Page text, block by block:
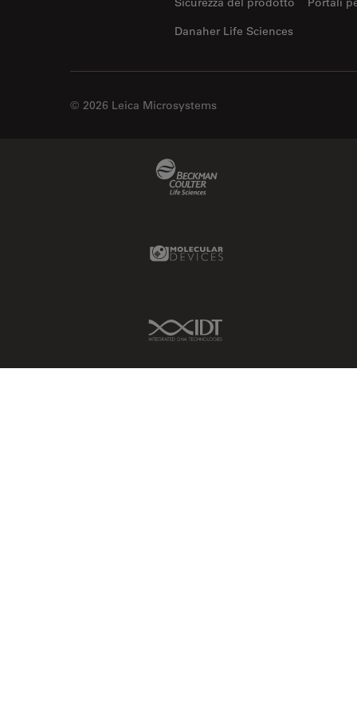
Imaging e analisi tissutale
Imaging in vivo dell'intero
Imaging Quantitativo
Immunofluorescenza
Industria dell'elettronica e dei
Intelligenza Artificiale
Danaher Life Sciences
© 2026 Leica Microsystems
Molecular Devices Link
IDT Link